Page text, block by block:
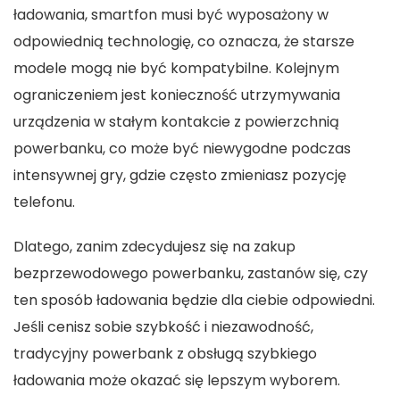
ładowania, smartfon musi być wyposażony w
odpowiednią technologię, co oznacza, że starsze
modele mogą nie być kompatybilne. Kolejnym
ograniczeniem jest konieczność utrzymywania
urządzenia w stałym kontakcie z powierzchnią
powerbanku, co może być niewygodne podczas
intensywnej gry, gdzie często zmieniasz pozycję
telefonu.
Dlatego, zanim zdecydujesz się na zakup
bezprzewodowego powerbanku, zastanów się, czy
ten sposób ładowania będzie dla ciebie odpowiedni.
Jeśli cenisz sobie szybkość i niezawodność,
tradycyjny powerbank z obsługą szybkiego
ładowania może okazać się lepszym wyborem.